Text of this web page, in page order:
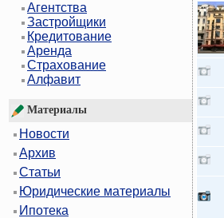
Агентства
Застройщики
Кредитование
Аренда
Страхование
Алфавит
Материалы
Новости
Архив
Статьи
Юридические материалы
Ипотека